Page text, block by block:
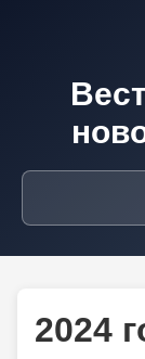
2024